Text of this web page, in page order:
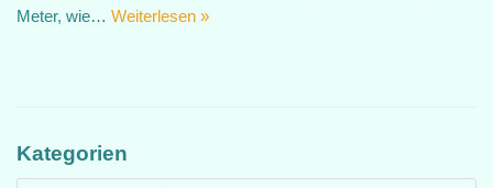
Meter, wie… Weiterlesen »
Kategorien